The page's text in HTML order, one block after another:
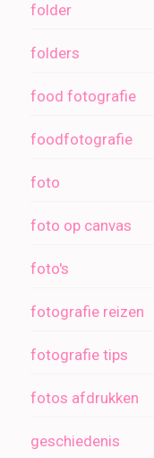
folder
folders
food fotografie
foodfotografie
foto
foto op canvas
foto's
fotografie reizen
fotografie tips
fotos afdrukken
geschiedenis